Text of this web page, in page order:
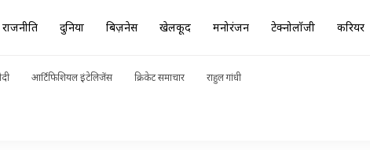
राजनीति दुनिया बिज़नेस खेलकूद मनोरंजन टेक्नोलॉजी करियर
आर्टिफिशियल इंटेलिजेंस क्रिकेट समाचार राहुल गांधी